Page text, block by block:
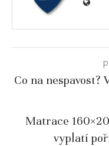
Co na nespavost?
Matrace
vyplatí